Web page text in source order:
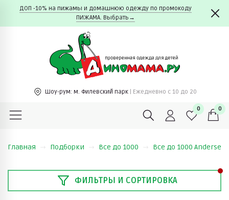
ДОП -10% на пижамы и домашнюю одежду по промокоду
ПИЖАМА. Выбрать→
Шоу-рум: м. Филевский парк | Ежедневно c 10 до 20
0 0
Главная Подборки Всe до 1000 Всe до 1000 Andersen
ФИЛЬТРЫ И СОРТИРОВКА